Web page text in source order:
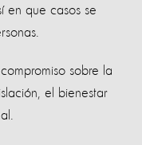
en que casos se
sobre la
el bienestar